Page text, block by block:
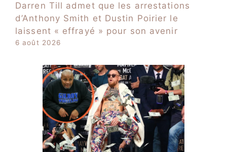
Darren Till admet que les arrestations
d’Anthony Smith et Dustin Poirier le
laissent « effrayé » pour son avenir
6 août 2026